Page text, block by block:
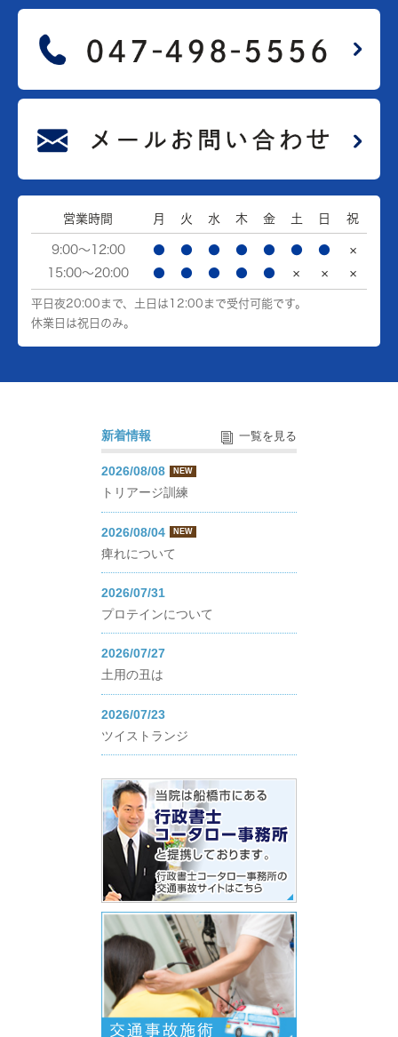
営業時間 月 火 水 木 金 土 日 祝
9:00～12:00 ● ● ● ● ● ● ●
×
15:00～20:00
● ● ● ● ● × × ×
平日夜20:00まで、土日は12:00まで受付可能です。
休業日は祝日のみ。
新着情報 一覧を見る
2026/08/08 NEW
トリアージ訓練
2026/08/04 NEW
痺れについて
2026/07/31
プロテインについて
2026/07/27
土用の丑は
2026/07/23
ツイストランジ